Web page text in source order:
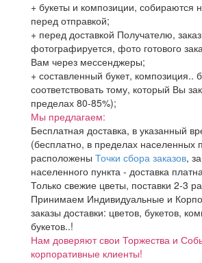
+ букеты и композиции, собираются
перед отправкой;
+ перед доставкой Получателю, заказ
фотографируется, фото готового
Вам через мессенджеры;
+ составленный букет, композиция..
соответствовать тому, который Вы
пределах 80-85%);
Мы предлагаем:
Бесплатная доставка, в указанный
(бесплатно, в пределах населенных
расположены Точки сбора заказов,
населенного пункта - доставка
Только свежие цветы, поставки 2-3
Принимаем Индивидуальные и
заказы доставки: цветов, букетов,
букетов..!
Нам доверяют свои Торжества и
корпоративные клиенты!